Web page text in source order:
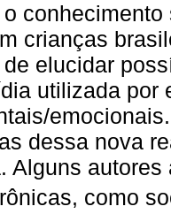
crianças
elucidar
utilizada por
dessa nova
Alguns
como